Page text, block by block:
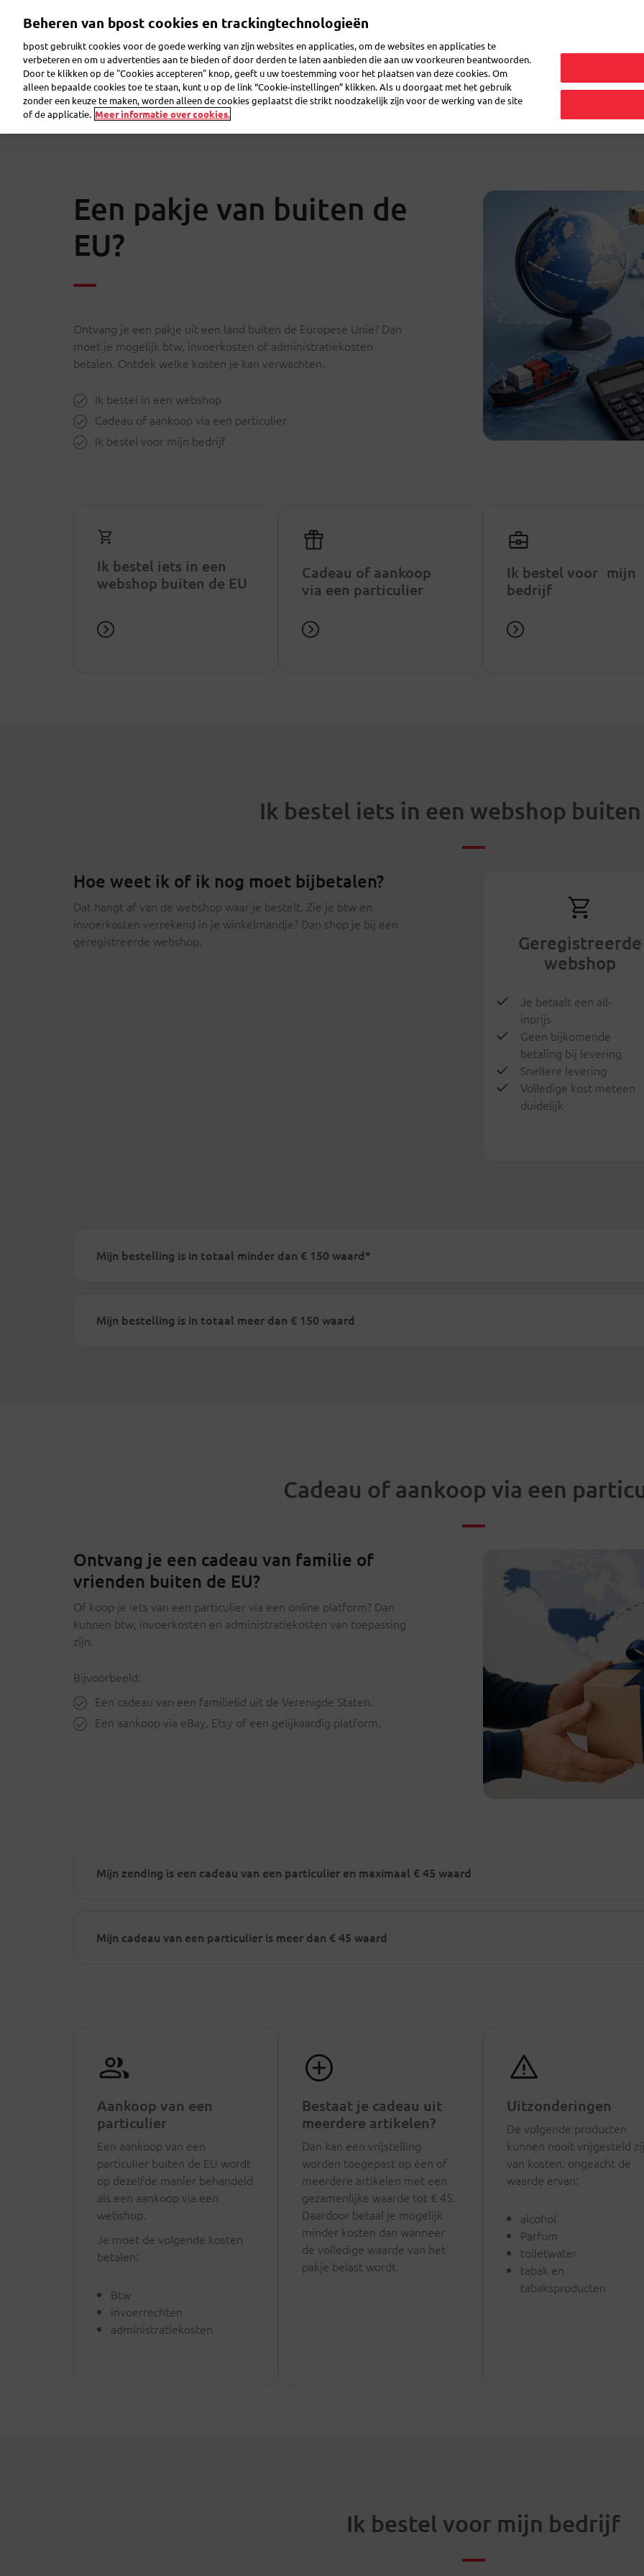
inhoud
Pakje verzenden Pakje ontvangen Brief verzenden Post doorsturen Veelgestelde vragen eShop
Een pakje van buiten de
EU?
Ontvang je een pakje uit een land buiten de Europese Unie? Dan
moet je mogelijk btw, invoerkosten of administratiekosten
betalen. Ontdek welke kosten je kan verwachten.
Ik bestel in een webshop
Cadeau of aankoop via een particulier
Ik bestel voor mijn bedrijf
Ik bestel iets in een
webshop buiten de EU
Cadeau of aankoop
via een particulier
Ik bestel voor mijn
bedrijf
Ik bestel iets in een webshop buiten
Hoe weet ik of ik nog moet bijbetalen?
Dat hangt af van de webshop waar je bestelt. Zie je btw en
invoerkosten verrekend in je winkelmandje? Dan shop je bij een
geregistreerde webshop.
Geregistreerde
webshop
Je betaalt een all-
inprijs
Geen bijkomende
betaling bij levering
Snellere levering
Volledige kost meteen
duidelijk
Mijn bestelling is in totaal minder dan € 150 waard*
Mijn bestelling is in totaal meer dan € 150 waard
Cadeau of aankoop via een
Ontvang je een cadeau van familie of
vrienden buiten de EU?
Of koop je iets van een particulier via een online platform? Dan
kunnen btw, invoerkosten en administratiekosten van toepassing
zijn.
Bijvoorbeeld:
Een cadeau van een familielid uit de Verenigde Staten.
Een aankoop via eBay, Etsy of een gelijkaardig platform.
Mijn zending is een cadeau van een particulier en maximaal € 45 waard
Mijn cadeau van een particulier is meer dan € 45 waard
Aankoop van een
particulier
Een aankoop van een
particulier buiten de EU wordt
op dezelfde manier behandeld
als een aankoop via een
webshop.
Je moet de volgende kosten
betalen:
Btw
invoerrechten
administratiekosten
Bestaat je cadeau uit
meerdere artikelen?
Dan kan een vrijstelling
worden toegepast op één of
meerdere artikelen met een
gezamenlijke waarde tot € 45.
Daardoor betaal je mogelijk
minder kosten dan wanneer
de volledige waarde van het
pakje belast wordt.
Uitzonderingen
De volgende producten
kunnen nooit vrijgesteld
van kosten, ongeacht de
waarde ervan:
alcohol
Parfum
toiletwater
tabak en
tabaksproducten
Ik bestel voor mijn bedrijf
Beheren van bpost cookies en trackingtechnologieën
bpost gebruikt cookies voor de goede werking van zijn websites en applicaties, om de websites en applicaties te
verbeteren en om u advertenties aan te bieden of door derden te laten aanbieden die aan uw voorkeuren beantwoorden.
Door te klikken op de "Cookies accepteren" knop, geeft u uw toestemming voor het plaatsen van deze cookies. Om
alleen bepaalde cookies toe te staan, kunt u op de link “Cookie-instellingen” klikken. Als u doorgaat met het gebruik
zonder een keuze te maken, worden alleen de cookies geplaatst die strikt noodzakelijk zijn voor de werking van de site
of de applicatie. Meer informatie over cookies.